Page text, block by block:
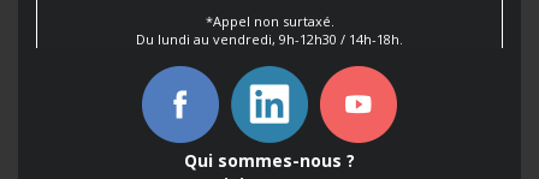
*Appel non surtaxé.
Du lundi au vendredi, 9h-12h30 / 14h-18h.
Qui sommes-nous ?